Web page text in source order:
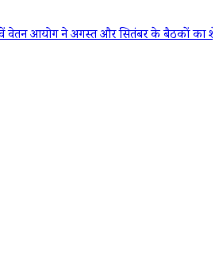
ने अगस्त और सितंबर के बैठकों का शेड्यूल